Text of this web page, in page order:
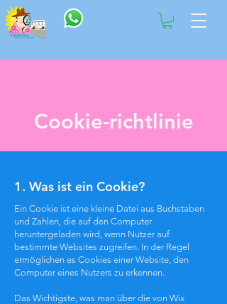
Cookie-richtlinie
1. Was ist ein Cookie?
Ein Cookie ist eine kleine Datei aus Buchstaben
und Zahlen, die auf den Computer
heruntergeladen wird, wenn Nutzer auf
bestimmte Websites zugreifen. In der Regel
ermöglichen es Cookies einer Website, den
Computer eines Nutzers zu erkennen.
Das Wichtigste, was man über die von Wix